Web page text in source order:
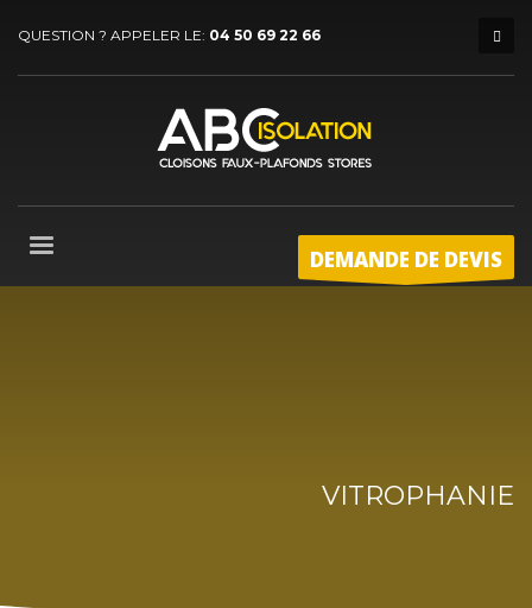
QUESTION ? APPELER LE: 04 50 69 22 66
DEMANDE DE DEVIS
VITROPHANIE